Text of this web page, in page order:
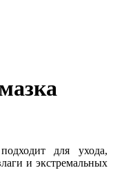
для ухода,
и экстремальных